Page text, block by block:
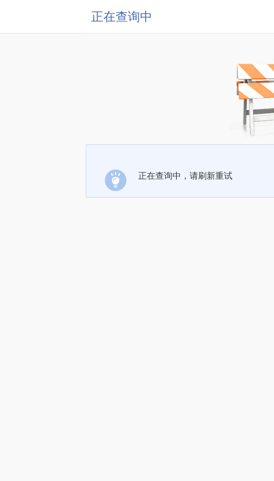
正在查询中
正在查询中，请刷新重试